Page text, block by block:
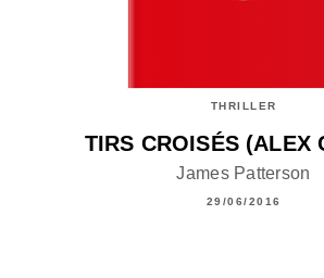
THRILLER
TIRS CROISÉS (ALEX
James Patterson
29/06/2016